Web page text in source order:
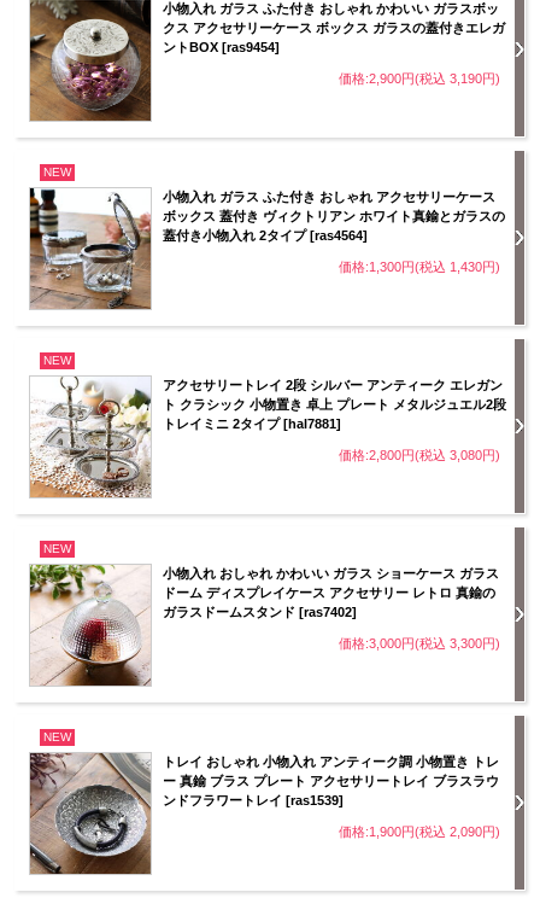
小物入れ ガラス ふた付き おしゃれ かわいい ガラスボッ
クス アクセサリーケース ボックス ガラスの蓋付きエレガ
ントBOX [ras9454]
価格:2,900円(税込 3,190円)
NEW
小物入れ ガラス ふた付き おしゃれ アクセサリーケース
ボックス 蓋付き ヴィクトリアン ホワイト真鍮とガラスの
蓋付き小物入れ 2タイプ [ras4564]
価格:1,300円(税込 1,430円)
NEW
アクセサリートレイ 2段 シルバー アンティーク エレガン
ト クラシック 小物置き 卓上 プレート メタルジュエル2段
トレイミニ 2タイプ [hal7881]
価格:2,800円(税込 3,080円)
NEW
小物入れ おしゃれ かわいい ガラス ショーケース ガラス
ドーム ディスプレイケース アクセサリー レトロ 真鍮の
ガラスドームスタンド [ras7402]
価格:3,000円(税込 3,300円)
NEW
トレイ おしゃれ 小物入れ アンティーク調 小物置き トレ
ー 真鍮 ブラス プレート アクセサリートレイ ブラスラウ
ンドフラワートレイ [ras1539]
価格:1,900円(税込 2,090円)